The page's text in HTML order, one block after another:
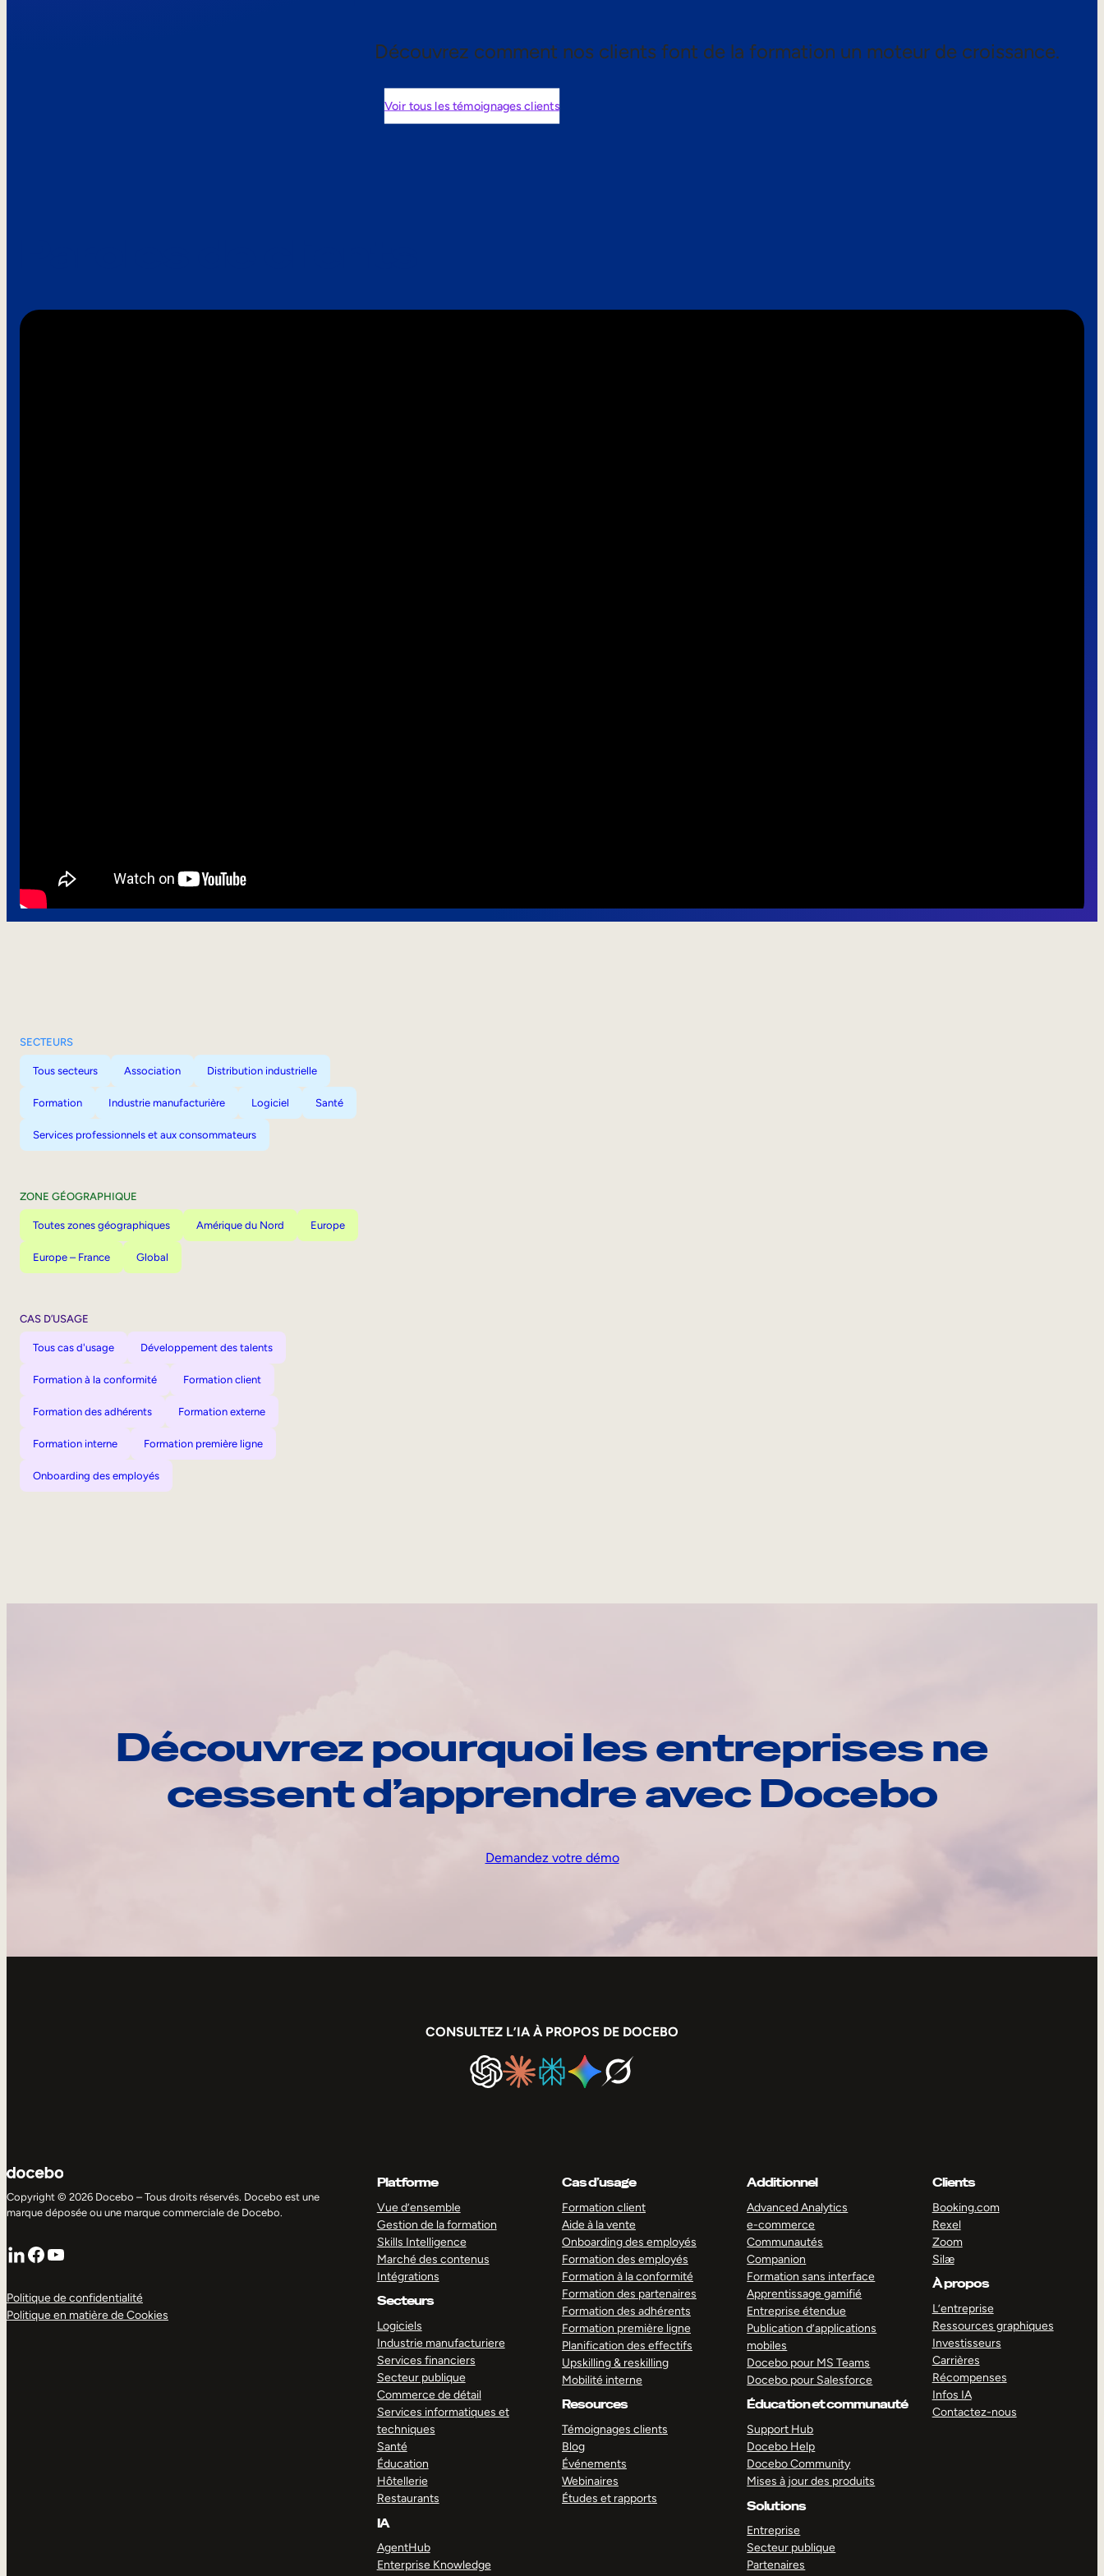
Découvrez comment nos clients font de la formation un moteur de croissance.
Voir tous les témoignages clients
SECTEURS
Tous secteurs Association Distribution industrielle
Formation Industrie manufacturière Logiciel Santé
Services professionnels et aux consommateurs
ZONE GÉOGRAPHIQUE
Toutes zones géographiques Amérique du Nord Europe
Europe – France Global
CAS D’USAGE
Tous cas d'usage Développement des talents
Formation à la conformité Formation client
Formation des adhérents Formation externe
Formation interne Formation première ligne
Onboarding des employés
Découvrez pourquoi les entreprises ne
cessent d’apprendre avec Docebo
Demandez votre démo
CONSULTEZ L’IA À PROPOS DE DOCEBO
Copyright © 2026 Docebo – Tous droits réservés. Docebo est une
marque déposée ou une marque commerciale de Docebo.
LinkedIn
Facebook
YouTube
Politique de confidentialité
Politique en matière de Cookies
Platforme
Vue d’ensemble
Gestion de la formation
Skills Intelligence
Marché des contenus
Intégrations
Secteurs
Logiciels
Industrie manufacturiere
Services financiers
Secteur publique
Commerce de détail
Services informatiques et
techniques
Santé
Éducation
Hôtellerie
Restaurants
IA
AgentHub
Enterprise Knowledge
Cas d’usage
Formation client
Aide à la vente
Onboarding des employés
Formation des employés
Formation à la conformité
Formation des partenaires
Formation des adhérents
Formation première ligne
Planification des effectifs
Upskilling & reskilling
Mobilité interne
Resources
Témoignages clients
Blog
Événements
Webinaires
Études et rapports
Additionnel
Advanced Analytics
e-commerce
Communautés
Companion
Formation sans interface
Apprentissage gamifié
Entreprise étendue
Publication d’applications
mobiles
Docebo pour MS Teams
Docebo pour Salesforce
Éducation et communauté
Support Hub
Docebo Help
Docebo Community
Mises à jour des produits
Solutions
Entreprise
Secteur publique
Partenaires
Clients
Booking.com
Rexel
Zoom
Silæ
À propos
L’entreprise
Ressources graphiques
Investisseurs
Carrières
Récompenses
Infos IA
Contactez-nous